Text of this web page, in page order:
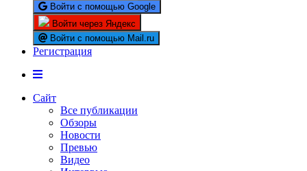
Войти с помощью Google
Войти через Яндекс
Войти с помощью Mail.ru
Регистрация
Сайт
Все публикации
Обзоры
Новости
Превью
Видео